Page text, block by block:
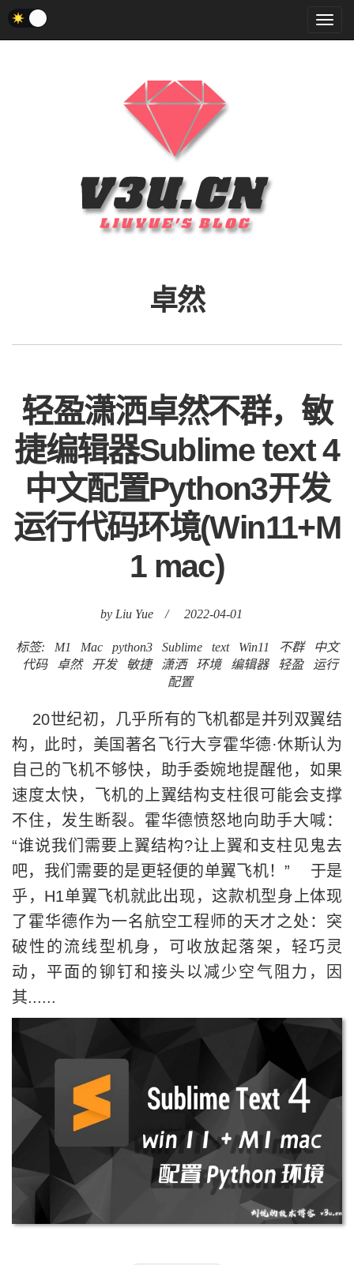
菜
单
卓然
轻盈潇洒卓然不群，敏
捷编辑器Sublime text 4
中文配置Python3开发
运行代码环境(Win11+M
1 mac)
by Liu Yue / 2022-04-01
标签: M1 Mac python3 Sublime text Win11 不群
中文
代码
卓然 开发 敏捷 潇洒 环境 编辑器 轻盈
运行
配置
20世纪初，几乎所有的飞机都是并列双翼结
构，此时，美国著名飞行大亨霍华德·休斯认为
自己的飞机不够快，助手委婉地提醒他，如果
速度太快，飞机的上翼结构支柱很可能会支撑
不住，发生断裂。霍华德愤怒地向助手大喊：
“谁说我们需要上翼结构?让上翼和支柱见鬼去
吧，我们需要的是更轻便的单翼飞机！” 于是
乎，H1单翼飞机就此出现，这款机型身上体现
了霍华德作为一名航空工程师的天才之处：突
破性的流线型机身，可收放起落架，轻巧灵
动，平面的铆钉和接头以减少空气阻力，因
其......